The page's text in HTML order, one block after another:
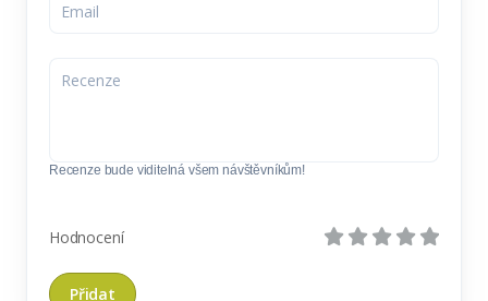
Recenze bude viditelná všem návštěvníkům!
Hodnocení